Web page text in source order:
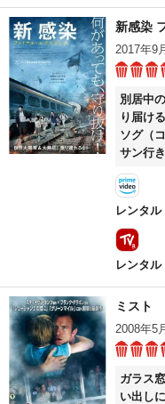
新感染
2017年9
別居中
り届け
ソグ（
サン行
発車直
された
にかみ
ンソク
らと共
レンタル
レンタル
ミスト
2008年5
ガラス
い出し